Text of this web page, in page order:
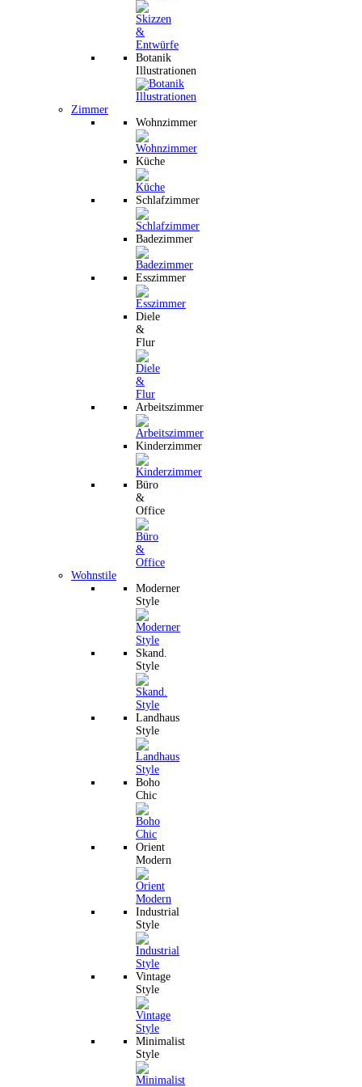
Botanik
Illustrationen
Zimmer
Wohnzimmer
Küche
Schlafzimmer
Badezimmer
Esszimmer
Diele
&
Flur
Arbeitszimmer
Kinderzimmer
Büro
&
Office
Wohnstile
Moderner
Style
Skand.
Style
Landhaus
Style
Boho
Chic
Orient
Modern
Industrial
Style
Vintage
Style
Minimalist
Style